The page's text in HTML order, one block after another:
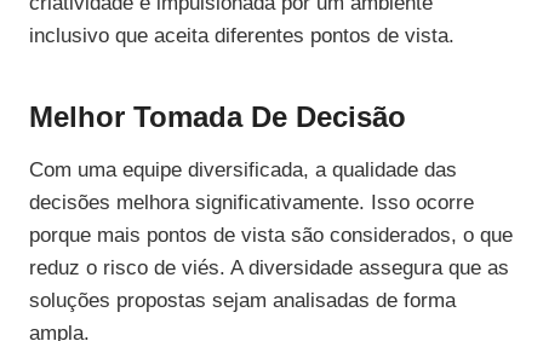
inclusivo que aceita diferentes pontos de vista.
Melhor Tomada De Decisão
Com uma equipe diversificada, a qualidade das
decisões melhora significativamente. Isso ocorre
porque mais pontos de vista são considerados, o que
reduz o risco de viés. A diversidade assegura que as
soluções propostas sejam analisadas de forma
ampla.